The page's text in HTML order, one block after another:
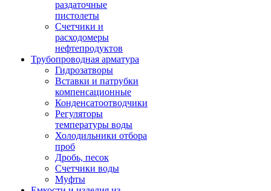
раздаточные
пистолеты
Счетчики и
расходомеры
нефтепродуктов
Трубопроводная арматура
Гидрозатворы
Вставки и патрубки
компенсационные
Конденсатоотводчики
Регуляторы
температуры воды
Холодильники отбора
проб
Дробь, песок
Счетчики воды
Муфты